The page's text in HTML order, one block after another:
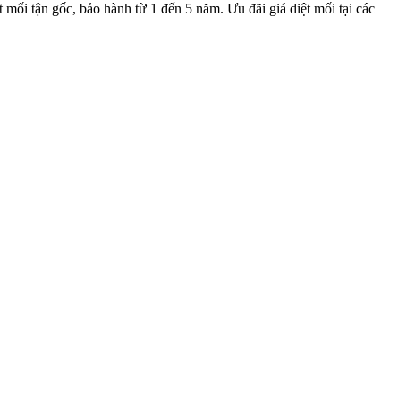
tận gốc, bảo hành từ 1 đến 5 năm. Ưu đãi giá diệt mối tại các